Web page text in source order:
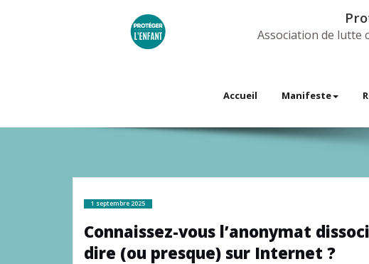
Association de lutte
Accueil Manifeste
1 septembre 2025
Connaissez-vous l’anonymat
dire (ou presque) sur Internet ?